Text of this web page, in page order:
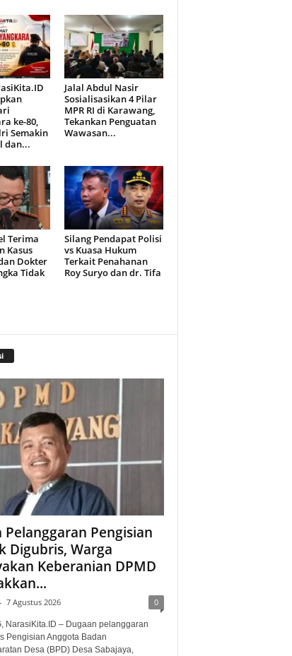
ke-80,
Semakin
dan...
Jalal Abdul Nasir
Sosialisasikan 4 Pilar
MPR RI di Karawang,
Tekankan Penguatan
Wawasan...
Terima
Kasus
Dokter
Tidak
Silang Pendapat Polisi
vs Kuasa Hukum
Terkait Penahanan
Roy Suryo dan dr. Tifa
Pelanggaran Pengisian
Digubris, Warga
Keberanian DPMD
- 7 Agustus 2026 0
NarasiKita.ID – Dugaan pelanggaran
Pengisian Anggota Badan
Desa (BPD) Desa Sabajaya,